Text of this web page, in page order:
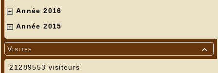
Année 2016
Année 2015

Visites
21289553 visiteurs